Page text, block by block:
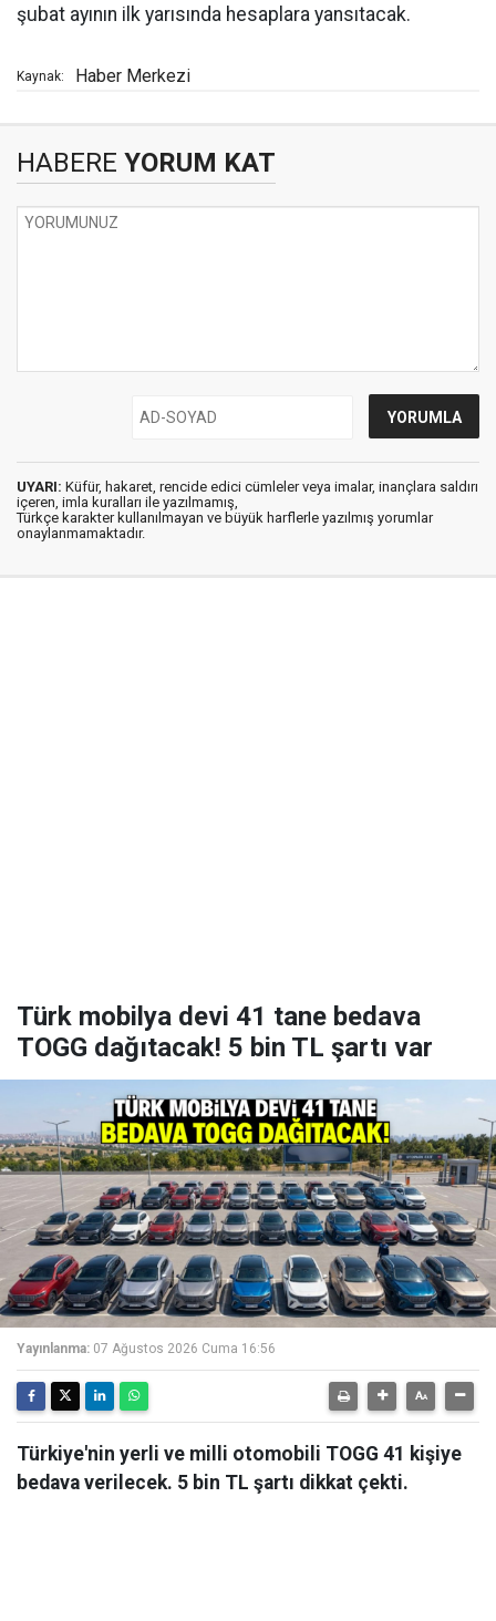
şubat ayının ilk yarısında hesaplara yansıtacak.
Kaynak: Haber Merkezi
HABERE YORUM KAT
UYARI: Küfür, hakaret, rencide edici cümleler veya imalar, inançlara saldırı
içeren, imla kuralları ile yazılmamış,
Türkçe karakter kullanılmayan ve büyük harflerle yazılmış yorumlar
onaylanmamaktadır.
Türk mobilya devi 41 tane bedava
TOGG dağıtacak! 5 bin TL şartı var
Yayınlanma: 07 Ağustos 2026 Cuma 16:56
Türkiye'nin yerli ve milli otomobili TOGG 41 kişiye
bedava verilecek. 5 bin TL şartı dikkat çekti.